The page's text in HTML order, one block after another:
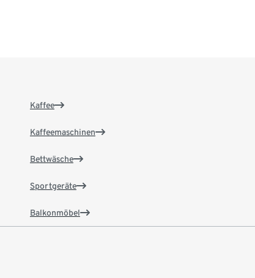
Kaffee
Kaffeemaschinen
Bettwäsche
Sportgeräte
Balkonmöbel